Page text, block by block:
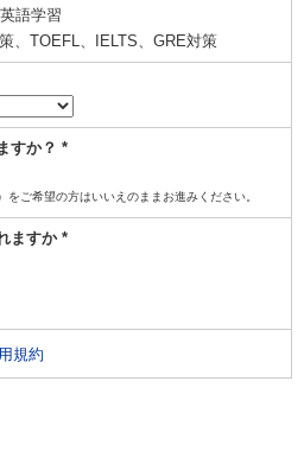
語学習
、TOEFL、IELTS、GRE対策
すか？ *
ご希望の方はいいえのままお進みください。
ますか *
規約